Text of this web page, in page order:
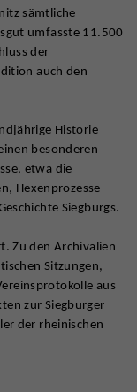
sämtliche
umfasste 11.500
der
auch den
Historie
besonderen
etwa die
Hexenprozesse
Siegburgs.
Zu den Archivalien
Sitzungen,
aus
zur Siegburger
der rheinischen